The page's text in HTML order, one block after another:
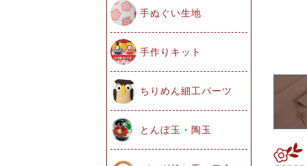
手ぬぐい生地
手作りキット
ちりめん細工パーツ
とんぼ玉・陶玉